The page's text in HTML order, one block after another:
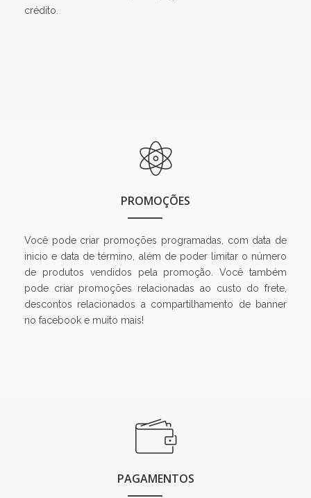
crédito.
PROMOÇÕES
Você pode criar promoções programadas, com data de
inicio e data de término, além de poder limitar o número
de produtos vendidos pela promoção. Você também
pode criar promoções relacionadas ao custo do frete,
descontos relacionados a compartilhamento de banner
no facebook e muito mais!
PAGAMENTOS